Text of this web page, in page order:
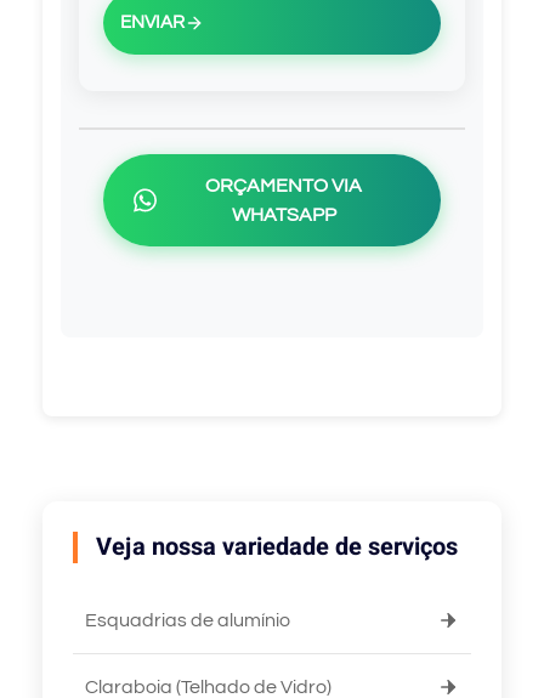
ENVIAR
ORÇAMENTO VIA
WHATSAPP
Veja nossa variedade de serviços
Esquadrias de alumínio
Claraboia (Telhado de Vidro)